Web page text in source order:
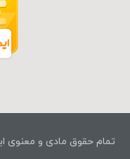
تمام حقوق مادی و معنوی